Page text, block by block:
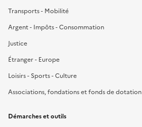
Transports - Mobilité
Argent - Impôts - Consommation
Justice
Étranger - Europe
Loisirs - Sports - Culture
Associations, fondations et fonds de dotation
Démarches et outils